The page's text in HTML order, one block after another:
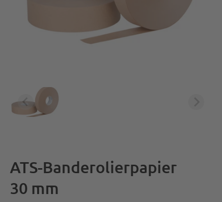
ATS-Banderolierpapier
30 mm